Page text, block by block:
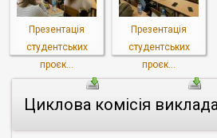
Циклова комісія
Презентація
студентських
проєк...
Презентація
студентських
проєк...